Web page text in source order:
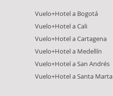
Vuelo+Hotel a Bogotá
Vuelo+Hotel a Cali
Vuelo+Hotel a Cartagena
Vuelo+Hotel a Medellín
Vuelo+Hotel a San Andrés
Vuelo+Hotel a Santa Marta